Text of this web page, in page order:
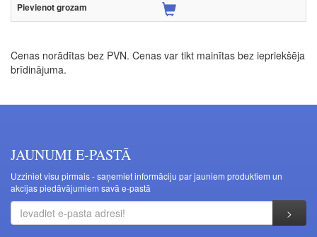
Cenas norādītas bez PVN. Cenas var tikt mainītas bez iepriekšēja
brīdinājuma.
JAUNUMI E-PASTĀ
Uzziniet visu pirmais - saņemiet informāciju par jauniem produktiem un
akcijas piedāvājumiem savā e-pastā